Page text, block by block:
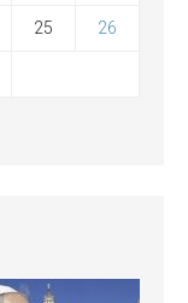
25 26